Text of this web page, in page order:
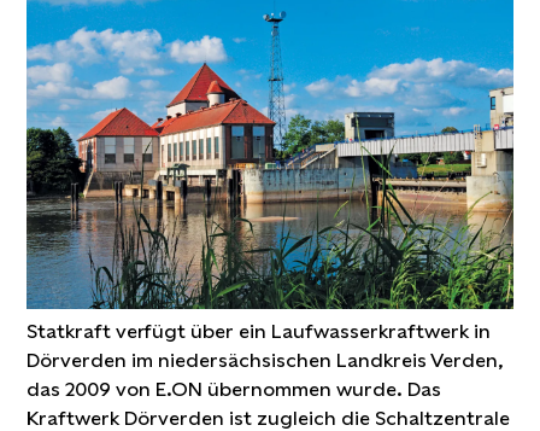
Statkraft verfügt über ein Laufwasserkraftwerk in
Dörverden im niedersächsischen Landkreis Verden,
das 2009 von E.ON übernommen wurde. Das
Kraftwerk Dörverden ist zugleich die Schaltzentrale